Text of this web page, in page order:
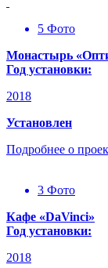
5 Фото
Монастырь
Год установки:
2018
Установлен
Подробнее о
3 Фото
Кафе «DaVinci»
Год установки:
2018